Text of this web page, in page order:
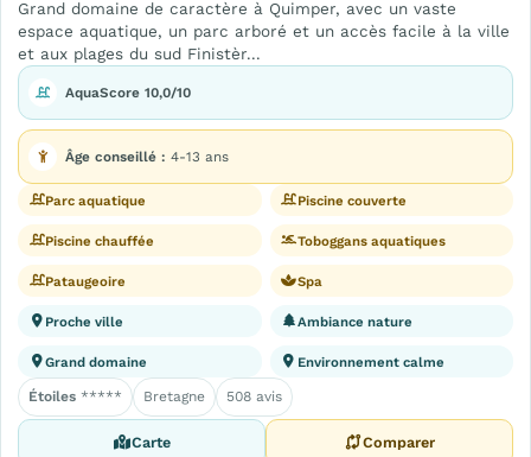
Grand domaine de caractère à Quimper, avec un vaste
espace aquatique, un parc arboré et un accès facile à la ville
et aux plages du sud Finistèr...
AquaScore 10,0/10
Âge conseillé : 4-13 ans
Parc aquatique Piscine couverte
Piscine chauffée Toboggans aquatiques
Pataugeoire Spa
Proche ville Ambiance nature
Grand domaine Environnement calme
Étoiles ***** Bretagne 508 avis
Carte Comparer